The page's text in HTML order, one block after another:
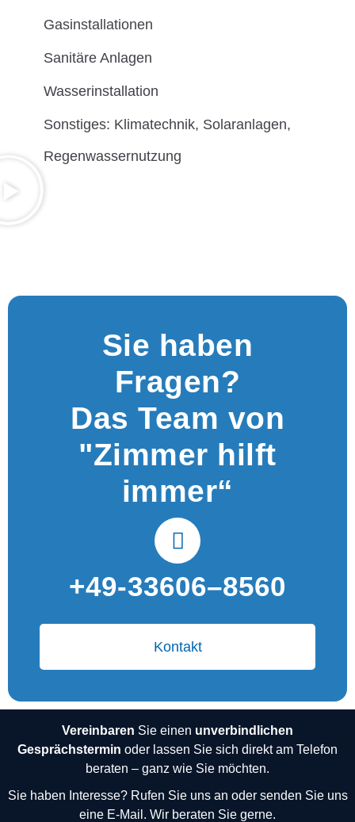
Gasinstallationen
Sanitäre Anlagen
Wasserinstallation
Sonstiges: Klimatechnik, Solaranlagen,
Regenwassernutzung
Sie haben
Fragen?
Das Team von
"Zimmer hilft
immer“
+49-33606–8560
Kontakt
Vereinbaren Sie einen unverbindlichen
Gesprächstermin oder lassen Sie sich direkt am Telefon
beraten – ganz wie Sie möchten.
Sie haben Interesse? Rufen Sie uns an oder senden Sie uns
eine E-Mail. Wir beraten Sie gerne.